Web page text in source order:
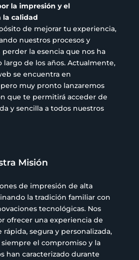
producto
la impresión y el
la calidad
de mejorar tu experiencia,
nuestros procesos y
la esencia que nos ha
largo de los años. Actualmente,
se encuentra en
muy pronto lanzaremos
que te permitirá acceder de
y sencilla a todos nuestros
Misión
de impresión de alta
la tradición familiar con
tecnológicas. Nos
ofrecer una experiencia de
segura y personalizada,
el compromiso y la
han caracterizado durante